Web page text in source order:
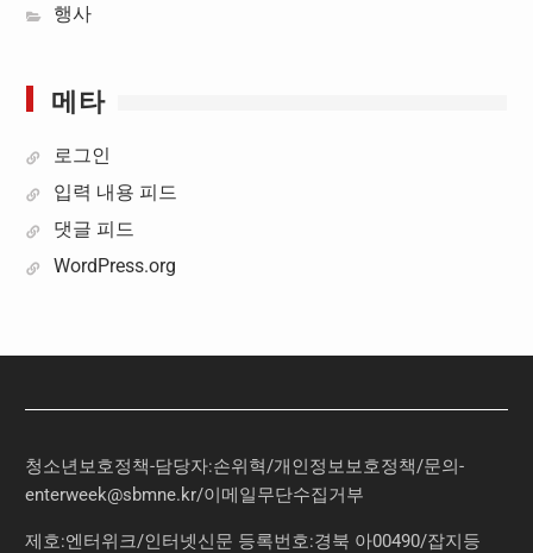
행사
메타
로그인
입력 내용 피드
댓글 피드
WordPress.org
청소년보호정책-담당자:손위혁/개인정보보호정책/문의-
enterweek@sbmne.kr/이메일무단수집거부
제호:엔터위크/인터넷신문 등록번호:경북 아00490/잡지등